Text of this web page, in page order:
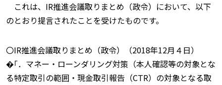
これは、IR推進会議取りまとめ（政令）において、以下
のとおり提言されたことを受けたものです。
〇IR推進会議取りまとめ（政令）（2018年12月４日）
�｢．マネー・ローンダリング対策（本人確認等の対象とな
る特定取引の範囲・現金取引報告（CTR）の対象となる取